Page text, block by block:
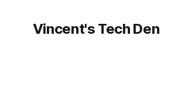
Vincent's Tech Den